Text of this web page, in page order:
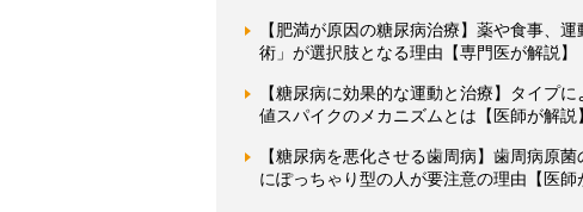
【肥満が原因の糖尿病治療】薬や食事、
術」が選択肢となる理由【専門医が解説】
【糖尿病に効果的な運動と治療】タイプ
値スパイクのメカニズムとは【医師が解説】
【糖尿病を悪化させる歯周病】歯周病原
にぽっちゃり型の人が要注意の理由【医師